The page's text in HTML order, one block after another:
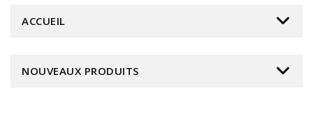
ACCUEIL
NOUVEAUX PRODUITS